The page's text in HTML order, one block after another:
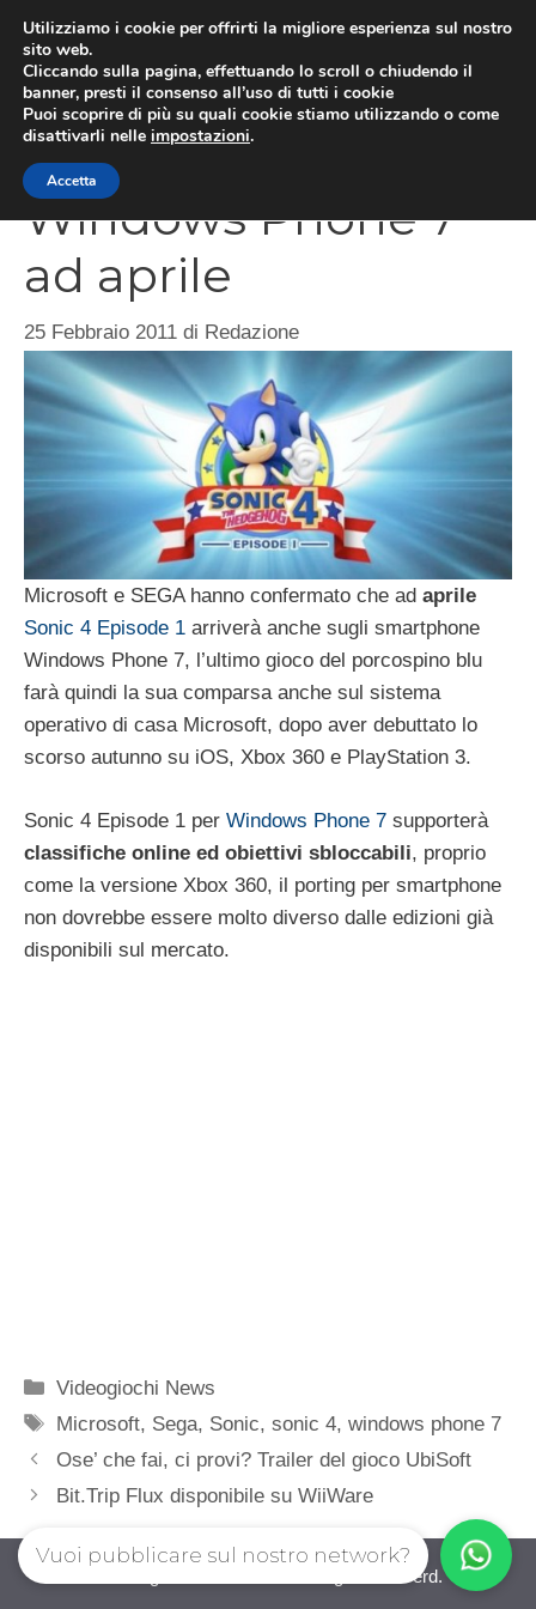
contenuto
Sonic 4 Episode 1 su
Windows Phone 7
ad aprile
25 Febbraio 2011 di Redazione
Microsoft e SEGA hanno confermato che ad aprile
Sonic 4 Episode 1 arriverà anche sugli smartphone
Windows Phone 7, l’ultimo gioco del porcospino blu
farà quindi la sua comparsa anche sul sistema
operativo di casa Microsoft, dopo aver debuttato lo
scorso autunno su iOS, Xbox 360 e PlayStation 3.
Sonic 4 Episode 1 per Windows Phone 7 supporterà
classifiche online ed obiettivi sbloccabili, proprio
come la versione Xbox 360, il porting per smartphone
non dovrebbe essere molto diverso dalle edizioni già
disponibili sul mercato.
Categorie
Videogiochi News
Tag
Microsoft, Sega, Sonic,sonic 4,windows phone 7
Ose’ che fai, ci provi? Trailer del gioco UbiSoft
Bit.Trip Flux disponibile su WiiWare
iovideogioco.com © 2026. All right reserverd.
Utilizziamo i cookie per offrirti la migliore esperienza sul nostro
sito web.
Cliccando sulla pagina, effettuando lo scroll o chiudendo il
banner, presti il consenso all’uso di tutti i cookie
Puoi scoprire di più su quali cookie stiamo utilizzando o come
disattivarli nelle impostazioni.
Accetta
Vuoi pubblicare sul nostro network?